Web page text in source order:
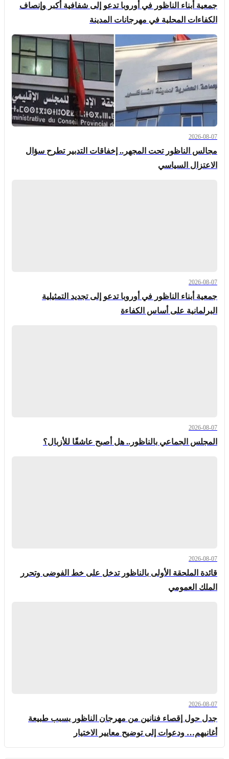
جمعية أبناء الناظور في أوروبا تدعو إلى شفافية أكبر وإنصاف
الكفاءات المحلية في مهرجانات المدينة
2026-08-07
مجالس الناظور تحت المجهر.. إخفاقات التدبير تطرح سؤال
الاعتزال السياسي
2026-08-07
جمعية أبناء الناظور في أوروبا تدعو إلى تجديد التمثيلية
البرلمانية على أساس الكفاءة
2026-08-07
المجلس الجماعي بالناظور.. هل أصبح عاشقًا للأزبال؟
2026-08-07
قائدة الملحقة الأولى بالناظور تدخل على خط الفوضى وتحرر
الملك العمومي
2026-08-07
جدل حول إقصاء فنانين من مهرجان الناظور بسبب طبيعة
أغانيهم… ودعوات إلى توضيح معايير الاختيار